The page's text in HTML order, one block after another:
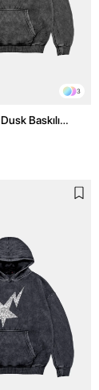
3
Baskılı